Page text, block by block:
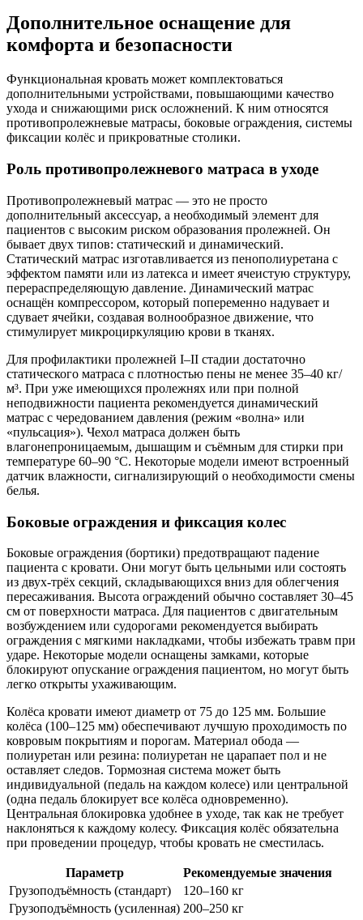
Дополнительное оснащение для
комфорта и безопасности
Функциональная кровать может комплектоваться
дополнительными устройствами, повышающими качество
ухода и снижающими риск осложнений. К ним относятся
противопролежневые матрасы, боковые ограждения, системы
фиксации колёс и прикроватные столики.
Роль противопролежневого матраса в уходе
Противопролежневый матрас — это не просто
дополнительный аксессуар, а необходимый элемент для
пациентов с высоким риском образования пролежней. Он
бывает двух типов: статический и динамический.
Статический матрас изготавливается из пенополиуретана с
эффектом памяти или из латекса и имеет ячеистую структуру,
перераспределяющую давление. Динамический матрас
оснащён компрессором, который попеременно надувает и
сдувает ячейки, создавая волнообразное движение, что
стимулирует микроциркуляцию крови в тканях.
Для профилактики пролежней I–II стадии достаточно
статического матраса с плотностью пены не менее 35–40 кг/
м³. При уже имеющихся пролежнях или при полной
неподвижности пациента рекомендуется динамический
матрас с чередованием давления (режим «волна» или
«пульсация»). Чехол матраса должен быть
влагонепроницаемым, дышащим и съёмным для стирки при
температуре 60–90 °C. Некоторые модели имеют встроенный
датчик влажности, сигнализирующий о необходимости смены
белья.
Боковые ограждения и фиксация колес
Боковые ограждения (бортики) предотвращают падение
пациента с кровати. Они могут быть цельными или состоять
из двух-трёх секций, складывающихся вниз для облегчения
пересаживания. Высота ограждений обычно составляет 30–45
см от поверхности матраса. Для пациентов с двигательным
возбуждением или судорогами рекомендуется выбирать
ограждения с мягкими накладками, чтобы избежать травм при
ударе. Некоторые модели оснащены замками, которые
блокируют опускание ограждения пациентом, но могут быть
легко открыты ухаживающим.
Колёса кровати имеют диаметр от 75 до 125 мм. Большие
колёса (100–125 мм) обеспечивают лучшую проходимость по
ковровым покрытиям и порогам. Материал обода —
полиуретан или резина: полиуретан не царапает пол и не
оставляет следов. Тормозная система может быть
индивидуальной (педаль на каждом колесе) или центральной
(одна педаль блокирует все колёса одновременно).
Центральная блокировка удобнее в уходе, так как не требует
наклоняться к каждому колесу. Фиксация колёс обязательна
при проведении процедур, чтобы кровать не сместилась.
Параметр
Рекомендуемые значения
Грузоподъёмность (стандарт)
120–160 кг
Грузоподъёмность (усиленная) 200–250 кг